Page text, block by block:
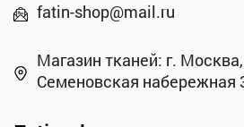
fatin-shop@mail.ru
Магазин тканей: г. Москва,
Семеновская набережная